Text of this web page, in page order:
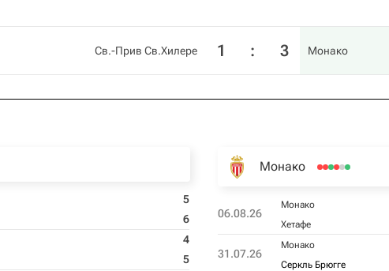
Св.-Прив Св.Хилере 1 : 3 Монако
5
6
4
5
Монако
06.08.26
Монако
Хетафе
31.07.26
Монако
Серкль Брюгге